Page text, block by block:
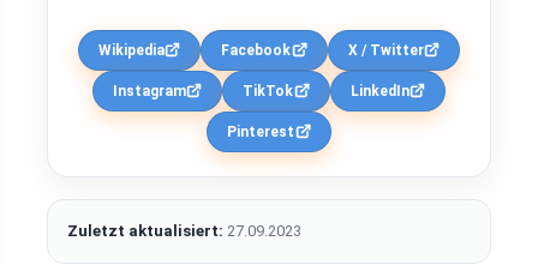
Wikipedia Facebook X / Twitter
Instagram TikTok LinkedIn
Pinterest
Zuletzt aktualisiert: 27.09.2023